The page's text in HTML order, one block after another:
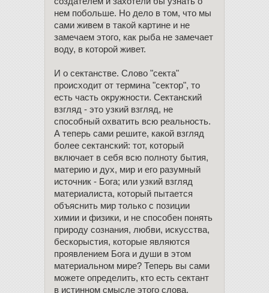
нем побольше. Но дело в том, что мы
сами живем в такой картине и не
замечаем этого, как рыба не замечает
воду, в которой живет.
И о сектанстве. Слово "секта"
происходит от термина "сектор", то
есть часть окружности. Сектанский
взгляд - это узкий взгляд, не
способный охватить всю реальность.
А теперь сами решите, какой взгляд
более сектанский: тот, который
включает в себя всю полноту бытия,
материю и дух, мир и его разумный
источник - Бога; или узкий взгляд
материалиста, который пытается
объяснить мир только с позиции
химии и физики, и не способен понять
природу сознания, любви, искусства,
бескорыстия, которые являются
проявлением Бога и души в этом
материальном мире? Теперь вы сами
можете определить, кто есть сектант
в истинном смысле этого слова.